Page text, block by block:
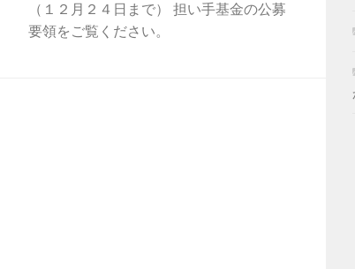
（１２月２４日まで） 担い手基金の公募
要領をご覧ください。